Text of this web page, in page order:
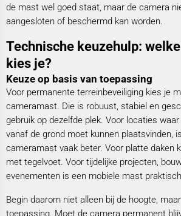
de mast wel goed staat, maar de camera
aangesloten of beschermd kan worden.
Technische keuzehulp:
kies je?
Keuze op basis van toepassing
Voor permanente terreinbeveiliging kies je
cameramast. Die is robuust, stabiel en
gebruik op dezelfde plek. Voor locaties
vanaf de grond moet kunnen plaatsvinden,
cameramast vaak beter. Voor platte daken
met tegelvoet. Voor tijdelijke projecten,
evenementen is een mobiele mast
Begin daarom niet alleen bij de hoogte,
toepassing. Moet de camera permanent